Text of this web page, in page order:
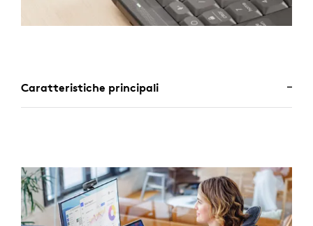
Caratteristiche principali